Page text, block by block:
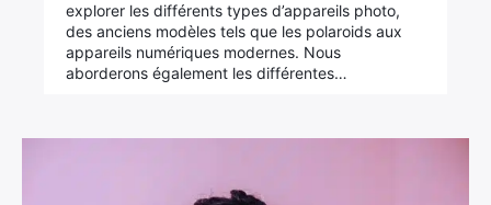
explorer les différents types d’appareils photo,
des anciens modèles tels que les polaroids aux
appareils numériques modernes. Nous
aborderons également les différentes…